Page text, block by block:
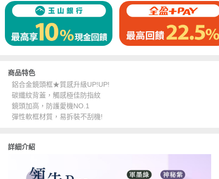
商品特色
鋁合金鏡頭框★質感升級UP!UP!
碳纖紋背蓋，觸感極佳防指紋
鏡頭加高，防護愛機NO.1
彈性軟框材質，易拆裝不刮機!
詳細介紹